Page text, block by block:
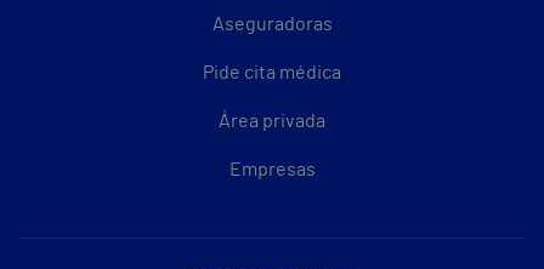
Aseguradoras
Pide cita médica
Área privada
Empresas